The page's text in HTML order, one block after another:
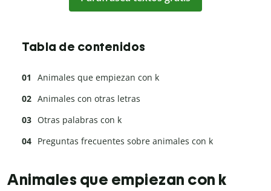
Tabla de contenidos
Animales que empiezan con k
Animales con otras letras
Otras palabras con k
Preguntas frecuentes sobre animales con k
Animales que empiezan con k